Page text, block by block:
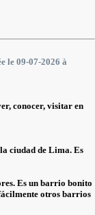
le 09-07-2026 à
conocer, visitar en
ciudad de Lima. Es
Es un barrio bonito
otros barrios